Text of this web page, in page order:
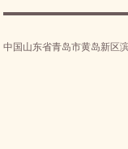
中国山东省青岛市黄岛新区